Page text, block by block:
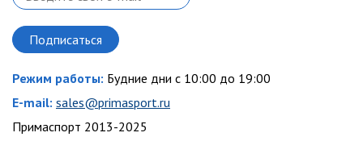
Режим работы: Будние дни с 10:00 до 19:00
E-mail: sales@primasport.ru
Примаспорт 2013-2025